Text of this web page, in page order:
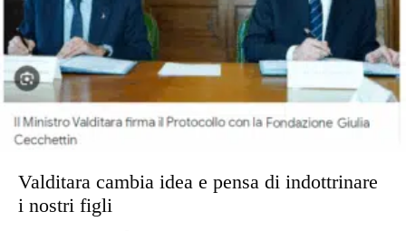
Valditara cambia idea e pensa di indottrinare
i nostri figli